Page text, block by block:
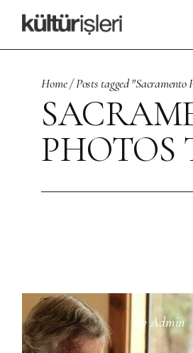
content
Home Posts tagged "Sacramento
PHOTOS
By Admin